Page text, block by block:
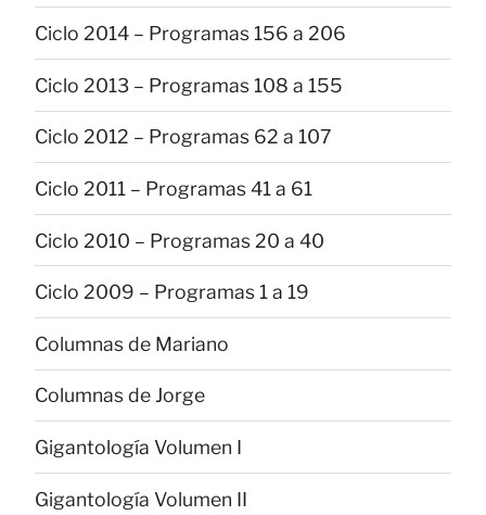
Ciclo 2014 – Programas 156 a 206
Ciclo 2013 – Programas 108 a 155
Ciclo 2012 – Programas 62 a 107
Ciclo 2011 – Programas 41 a 61
Ciclo 2010 – Programas 20 a 40
Ciclo 2009 – Programas 1 a 19
Columnas de Mariano
Columnas de Jorge
Gigantología Volumen I
Gigantología Volumen II